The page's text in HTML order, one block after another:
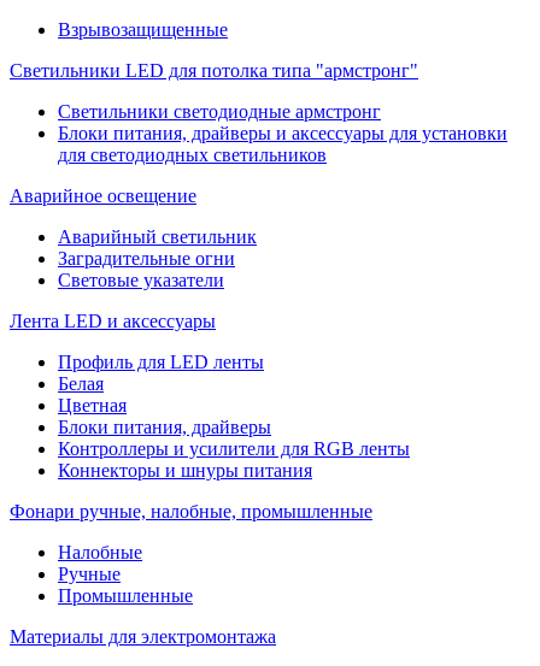
Взрывозащищенные
Светильники LED для потолка типа "армстронг"
Светильники светодиодные армстронг
Блоки питания, драйверы и аксессуары для установки
для светодиодных светильников
Аварийное освещение
Аварийный светильник
Заградительные огни
Световые указатели
Лента LED и аксессуары
Профиль для LED ленты
Белая
Цветная
Блоки питания, драйверы
Контроллеры и усилители для RGB ленты
Коннекторы и шнуры питания
Фонари ручные, налобные, промышленные
Налобные
Ручные
Промышленные
Материалы для электромонтажа